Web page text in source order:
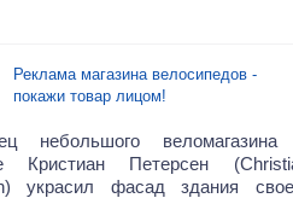
Реклама магазина велосипедов -
покажи товар лицом!
небольшого
Кристиан Петерсен
украсил фасад здания